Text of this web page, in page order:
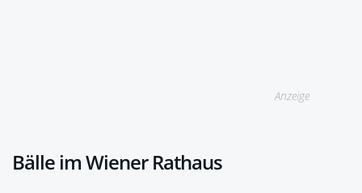
Anzeige
Bälle im Wiener Rathaus